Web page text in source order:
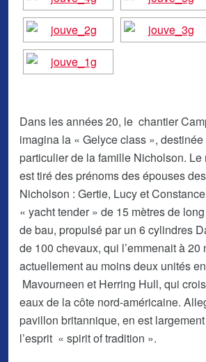
Dans les années 20, le chantier
imagina la « Gelyce class », destinée
particulier de la famille Nicholson. Le
est tiré des prénoms des épouses
Nicholson : Gertie, Lucy et
« yacht tender » de 15 mètres de
de bau, propulsé par un 6 cylindres
de 100 chevaux, qui l’emmenait à 20
actuellement au moins deux unités
Mavourneen et Herring Hull, qui
eaux de la côte nord-américaine.
pavillon britannique, en est
l’esprit « spirit of tradition ».